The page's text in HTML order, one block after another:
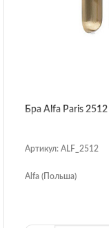
Бра Alfa Paris 2512
Артикул: ALF_2512
Alfa (Польша)